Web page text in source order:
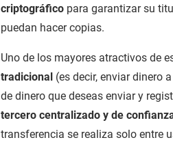
criptográfico para garantizar su
puedan hacer copias.
Uno de los mayores atractivos de
tradicional (es decir, enviar dinero
de dinero que deseas enviar y
tercero centralizado y de
transferencia se realiza solo entre